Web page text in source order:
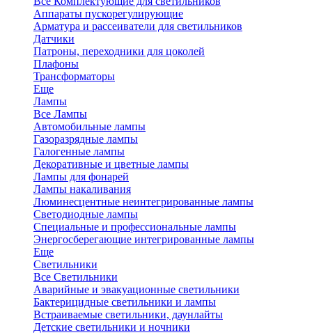
Аппараты пускорегулирующие
Арматура и рассеиватели для светильников
Датчики
Патроны, переходники для цоколей
Плафоны
Трансформаторы
Еще
Лампы
Все Лампы
Автомобильные лампы
Газоразрядные лампы
Галогенные лампы
Декоративные и цветные лампы
Лампы для фонарей
Лампы накаливания
Люминесцентные неинтегрированные лампы
Светодиодные лампы
Специальные и профессиональные лампы
Энергосберегающие интегрированные лампы
Еще
Светильники
Все Светильники
Аварийные и эвакуационные светильники
Бактерицидные светильники и лампы
Встраиваемые светильники, даунлайты
Детские светильники и ночники